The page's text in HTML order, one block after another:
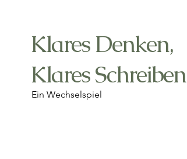
Klares Denken,
Klares Schreiben
Ein Wechselspiel